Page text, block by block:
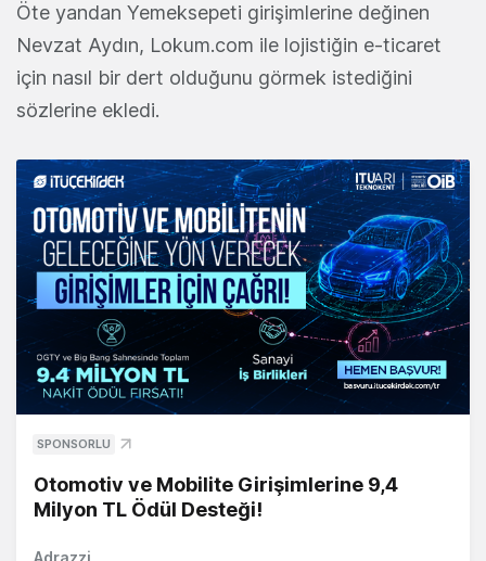
Öte yandan Yemeksepeti girişimlerine değinen
Nevzat Aydın, Lokum.com ile lojistiğin e-ticaret
için nasıl bir dert olduğunu görmek istediğini
sözlerine ekledi.
SPONSORLU
Otomotiv ve Mobilite Girişimlerine 9,4
Milyon TL Ödül Desteği!